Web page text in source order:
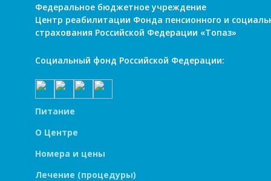
Федеральное бюджетное учреждение
Центр реабилитации Фонда пенсионного и
страхования Российской Федерации «Топаз»
Социальный фонд Российской Федерации:
Питание
О Центре
Номера и цены
Лечение (процедуры)